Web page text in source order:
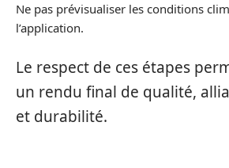
Ne pas prévisualiser les conditions
l’application.
Le respect de ces étapes
un rendu final de qualité,
et durabilité.